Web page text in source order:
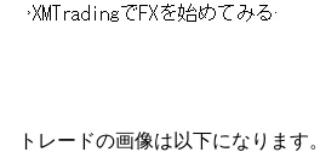
トレードの画像は以下になります。